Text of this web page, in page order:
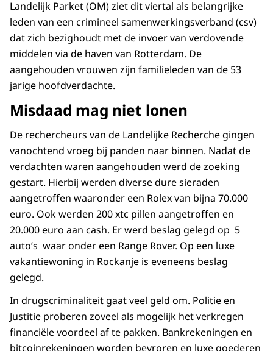
Landelijk Parket (OM) ziet dit viertal als belangrijke
leden van een crimineel samenwerkingsverband (csv)
dat zich bezighoudt met de invoer van verdovende
middelen via de haven van Rotterdam. De
aangehouden vrouwen zijn familieleden van de 53
jarige hoofdverdachte.
Misdaad mag niet lonen
De rechercheurs van de Landelijke Recherche gingen
vanochtend vroeg bij panden naar binnen. Nadat de
verdachten waren aangehouden werd de zoeking
gestart. Hierbij werden diverse dure sieraden
aangetroffen waaronder een Rolex van bijna 70.000
euro. Ook werden 200 xtc pillen aangetroffen en
20.000 euro aan cash. Er werd beslag gelegd op 5
auto’s waar onder een Range Rover. Op een luxe
vakantiewoning in Rockanje is eveneens beslag
gelegd.
In drugscriminaliteit gaat veel geld om. Politie en
Justitie proberen zoveel als mogelijk het verkregen
financiële voordeel af te pakken. Bankrekeningen en
bitcoinrekeningen worden bevroren en luxe goederen